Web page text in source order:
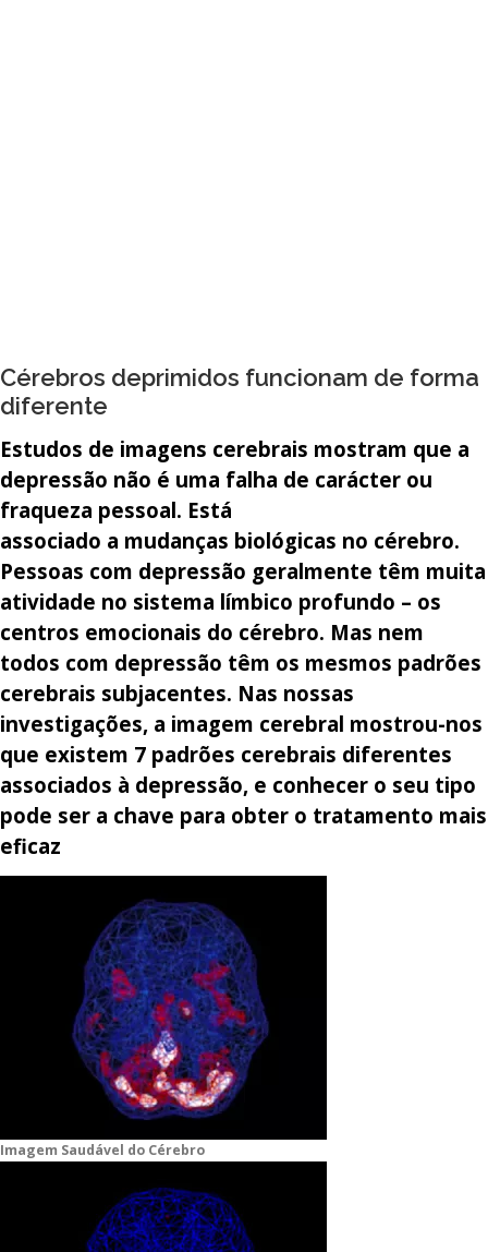
Cérebros deprimidos funcionam de forma
diferente
Estudos de imagens cerebrais mostram que a
depressão não é uma falha de carácter ou
fraqueza pessoal. Está
associado a mudanças biológicas no cérebro.
Pessoas com depressão geralmente têm muita
atividade no sistema límbico profundo – os
centros emocionais do cérebro. Mas nem
todos com depressão têm os mesmos padrões
cerebrais subjacentes. Nas nossas
investigações, a imagem cerebral mostrou-nos
que existem 7 padrões cerebrais diferentes
associados à depressão, e conhecer o seu tipo
pode ser a chave para obter o tratamento mais
eficaz
Imagem Saudável do Cérebro